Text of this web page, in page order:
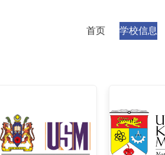
首页 学校信息